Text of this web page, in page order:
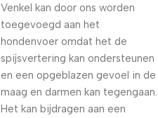
Venkel kan door ons worden
toegevoegd aan het
hondenvoer omdat het de
spijsvertering kan ondersteunen
en een opgeblazen gevoel in de
maag en darmen kan tegengaan.
Het kan bijdragen aan een